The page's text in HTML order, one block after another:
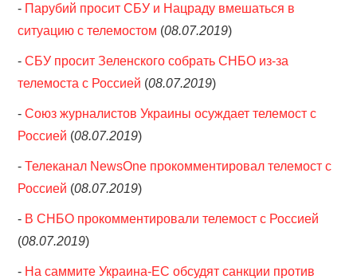
- Парубий просит СБУ и Нацраду вмешаться в
ситуацию с телемостом (08.07.2019)
-СБУ просит Зеленского собрать СНБО из-за
телемоста с Россией (08.07.2019)
-Союз журналистов Украины осуждает телемост с
Россией (08.07.2019)
-Телеканал NewsOne прокомментировал телемост с
Россией (08.07.2019)
- В СНБО прокомментировали телемост с Россией
(08.07.2019)
- На саммите Украина-ЕС обсудят санкции против